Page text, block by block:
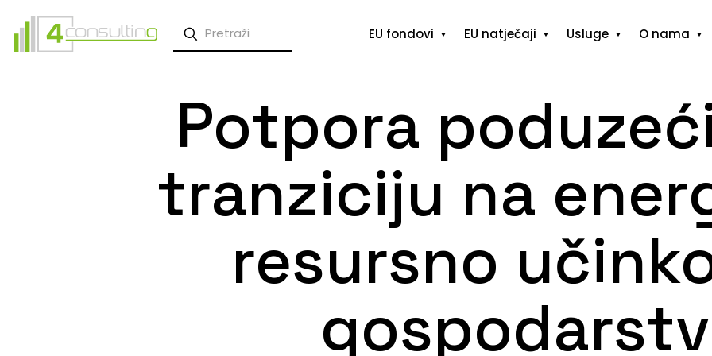
EU fondovi EU natječaji Usluge O nama
Potpora
tranziciju na
resursno